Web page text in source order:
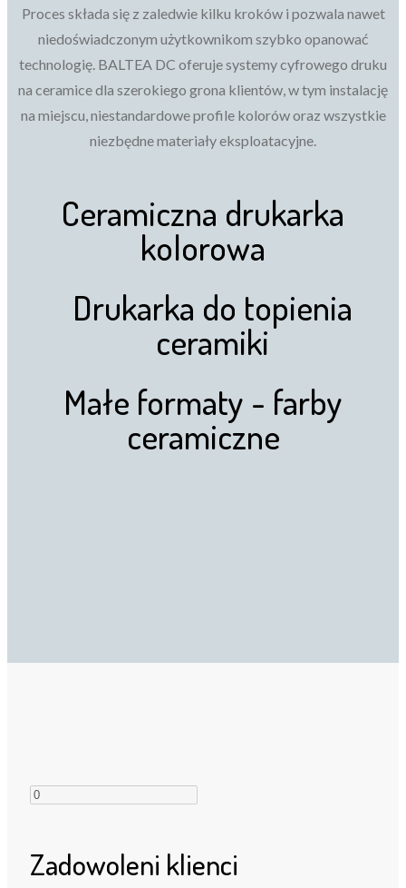
Proces składa się z zaledwie kilku kroków i pozwala nawet
niedoświadczonym użytkownikom szybko opanować
technologię. BALTEA DC oferuje systemy cyfrowego druku
na ceramice dla szerokiego grona klientów, w tym instalację
na miejscu, niestandardowe profile kolorów oraz wszystkie
niezbędne materiały eksploatacyjne.
Ceramiczna drukarka
kolorowa
Drukarka do topienia
ceramiki
Małe formaty - farby
ceramiczne
Zadowoleni klienci